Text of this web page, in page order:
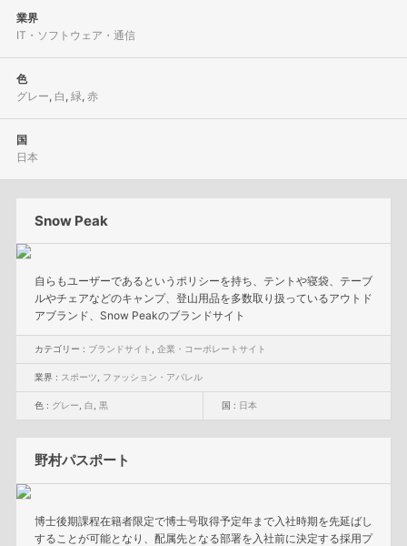
業界
IT・ソフトウェア・通信
色
グレー, 白 , 緑, 赤
国
日本
Snow Peak
自らもユーザーであるというポリシーを持ち、テントや寝袋、テーブ
ルやチェアなどのキャンプ、登山用品を多数取り扱っているアウトド
アブランド、Snow Peakのブランドサイト
カテゴリー : ブランドサイト 企業・コーポレートサイト
業界 : スポーツ ファッション・アパレル
色 : グレー 白 黒 国 : 日本
野村パスポート
博士後期課程在籍者限定で博士号取得予定年まで入社時期を先延ばし
することが可能となり、配属先となる部署を入社前に決定する採用プ